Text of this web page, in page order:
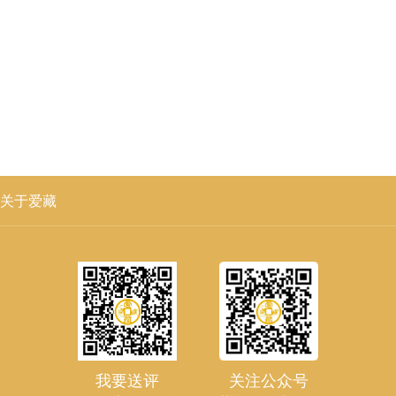
关于爱藏
我要送评 关注公众号